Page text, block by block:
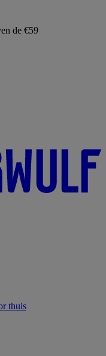
de €59
thuis